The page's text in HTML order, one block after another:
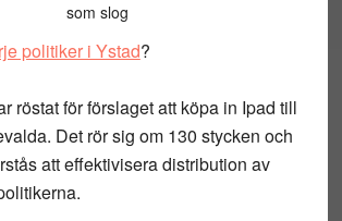
som slog
politiker i Ystad?
röstat för förslaget att köpa in Ipad till
Det rör sig om 130 stycken och
att effektivisera distribution av